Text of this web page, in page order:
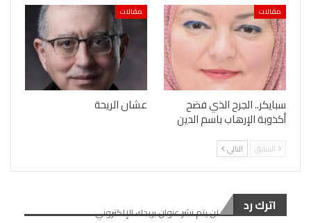
مقالات
سبايكر.. الجرح الذي فضح
أكذوبة الإرهاب باسم الدين
مقالات
عشان الريحة
السابق التالي
اترك رد لن يتم نشر عنوان بريدك الإلكتروني.